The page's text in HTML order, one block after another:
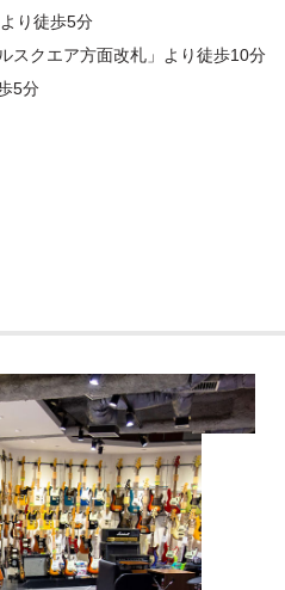
り徒歩5分
スクエア方面改札」より徒歩10分
5分